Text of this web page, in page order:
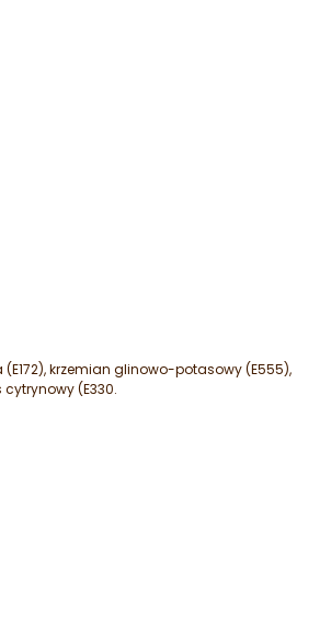
krzemian glinowo-potasowy (E555),
(E330.